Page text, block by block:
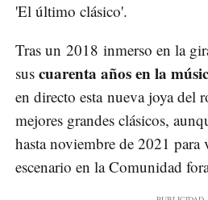
'El último clásico'.
Tras un 2018 inmerso en la
sus cuarenta años en la
en directo esta nueva joya del
mejores grandes clásicos,
hasta noviembre de 2021 para
escenario en la Comunidad